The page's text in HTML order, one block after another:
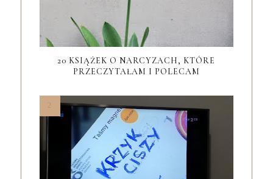
20 KSIĄŻEK O NARCYZACH, KTÓRE
PRZECZYTAŁAM I POLECAM